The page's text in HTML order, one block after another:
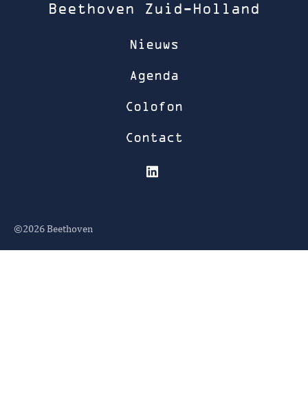
Beethoven Zuid-Holland
Nieuws
Agenda
Colofon
Contact
©2026 Beethoven